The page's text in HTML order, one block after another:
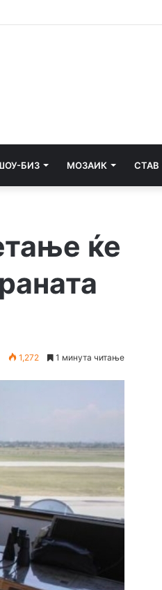
БИЗ МОЗАИК СТАВ
ќе
1,272 1 минута читање